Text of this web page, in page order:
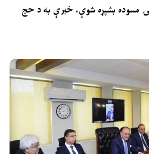
مسوده بشپړه شوې، خبرې به د حج